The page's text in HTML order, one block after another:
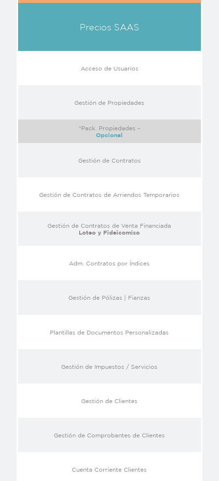
Precios SAAS
Acceso de Usuarios
Gestión de Propiedades
*Pack. Propiedades –
Opcional
Gestión de Contratos
Gestión de Contratos de Arriendos Temporarios
Gestión de Contratos de Venta Financiada
Loteo y Fideicomiso
Adm. Contratos por Índices
Gestión de Pólizas | Fianzas
Plantillas de Documentos Personalizadas
Gestión de Impuestos / Servicios
Gestión de Clientes
Gestión de Comprobantes de Clientes
Cuenta Corriente Clientes